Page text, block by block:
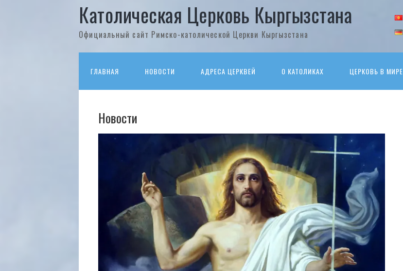
Католическая Церковь Кыргызстана
Официальный сайт Римско-католической Церкви Кыргызстана
ГЛАВНАЯ НОВОСТИ АДРЕСА ЦЕРКВЕЙ О КАТОЛИКАХ ЦЕРКОВЬ В МИРЕ
Новости